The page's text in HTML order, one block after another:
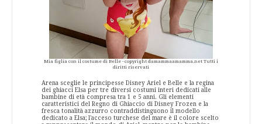
Mia figlia con il costume di Belle - copyright damammaamamma.net Tutti i
diritti riservati
Arena sceglie le principesse Disney Ariel e Belle e la regina
dei ghiacci Elsa per tre diversi costumi interi dedicati alle
bambine di età compresa tra 1 e 5 anni. Gli elementi
caratteristici del Regno di Ghiaccio di Disney Frozen e la
fresca tonalità azzurro contraddistinguono il modello
dedicato a Elsa; l'acceso turchese del mare è il colore scelto